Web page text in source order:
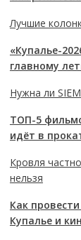
Лучшие
«Купалье-
главному
Нужна ли
ТОП-5
идёт в
Кровля
нельзя
Как
Купалье и